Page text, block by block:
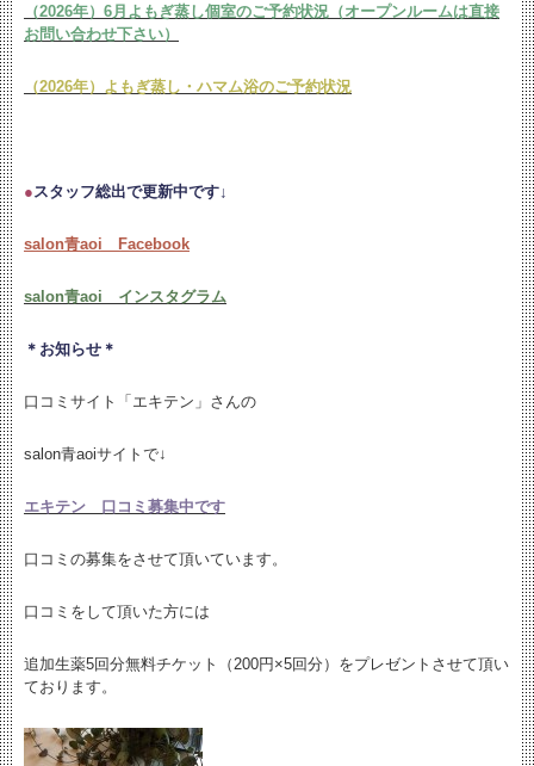
（2026年）6月よもぎ蒸し個室のご予約状況（オープンルームは直接
お問い合わせ下さい）
（2026年）よもぎ蒸し・ハマム浴のご予約状況
●スタッフ総出で更新中です↓
salon青aoi Facebook
salon青aoi インスタグラム
＊お知らせ＊
口コミサイト「エキテン」さんの
salon青aoiサイトで↓
エキテン 口コミ募集中です
口コミの募集をさせて頂いています。
口コミをして頂いた方には
追加生薬5回分無料チケット（200円×5回分）をプレゼントさせて頂い
ております。